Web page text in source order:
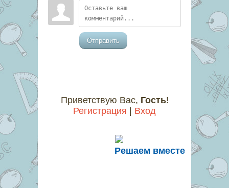
Отправить
Приветствую Вас, Гость!
Регистрация
Вход
Решаем вместе